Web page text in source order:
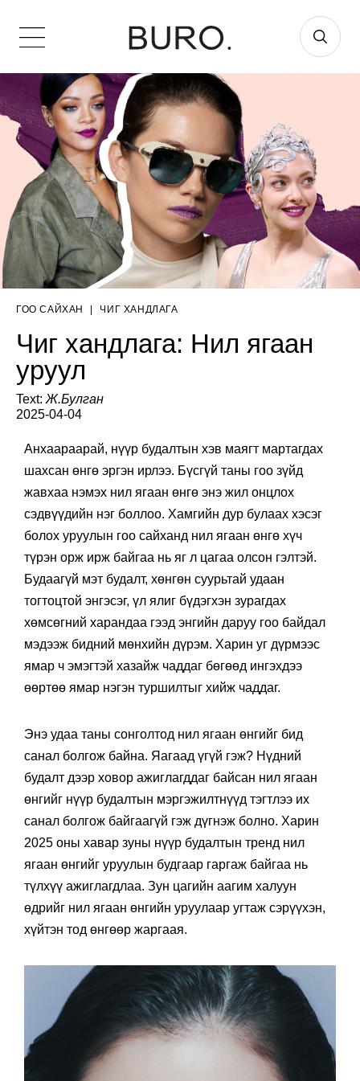
ГОО САЙХАН ЧИГ ХАНДЛАГА
Чиг хандлага: Нил ягаан
уруул
Text: Ж.Булган
2025-04-04
Анхаараарай, нүүр будалтын хэв маягт мартагдах
шахсан өнгө эргэн ирлээ. Бүсгүй таны гоо зүйд
жавхаа нэмэх нил ягаан өнгө энэ жил онцлох
сэдвүүдийн нэг боллоо. Хамгийн дур булаах хэсэг
болох уруулын гоо сайханд нил ягаан өнгө хүч
түрэн орж ирж байгаа нь яг л цагаа олсон гэлтэй.
Будаагүй мэт будалт, хөнгөн суурьтай удаан
тогтоцтой энгэсэг, үл ялиг бүдэгхэн зурагдах
хөмсөгний харандаа гээд энгийн даруу гоо байдал
мэдээж бидний мөнхийн дүрэм. Харин уг дүрмээс
ямар ч эмэгтэй хазайж чаддаг бөгөөд ингэхдээ
өөртөө ямар нэгэн туршилтыг хийж чаддаг.
Энэ удаа таны сонголтод нил ягаан өнгийг бид
санал болгож байна. Яагаад үгүй гэж? Нүдний
будалт дээр ховор ажиглагддаг байсан нил ягаан
өнгийг нүүр будалтын мэргэжилтнүүд тэгтлээ их
санал болгож байгаагүй гэж дүгнэж болно. Харин
2025 оны хавар зуны нүүр будалтын тренд нил
ягаан өнгийг уруулын будгаар гаргаж байгаа нь
түлхүү ажиглагдлаа. Зун цагийн аагим халуун
өдрийг нил ягаан өнгийн уруулаар угтаж сэрүүхэн,
хүйтэн тод өнгөөр жаргаая.